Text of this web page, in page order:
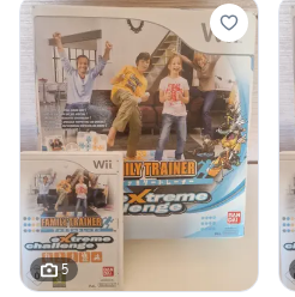
5